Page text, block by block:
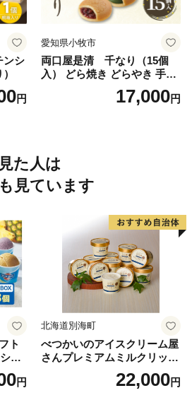
ンシ
円
愛知県小牧市
両口屋是清 千なり（15個
入） どら焼き どらやき 手土
産 お土産 土産 丹波大納言小
豆 抹茶 林檎 りんご 慶事 お
17,000円
た人は
見ています
ト
ー
イ
送円
北海道別海町
べつかいのアイスクリーム屋
さんプレミアムミルクリッチ
12個（AP-01）（ 北海道アイ
ス 北海道産アイス アイス ア
22,000円